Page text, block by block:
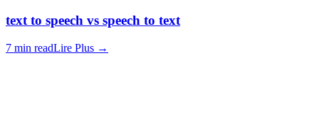
text to speech vs speech to text
7 min readLire Plus →